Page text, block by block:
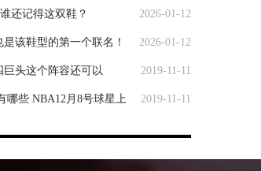
2026-01-12
还记得这双鞋？
2026-01-12
该鞋型的第一个联名！
2019-11-11
头这个阵容还可以
2019-11-11
哪些 NBA12月8号球星上